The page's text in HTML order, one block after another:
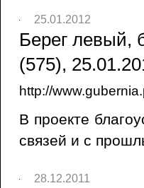
25.01.2012
Берег левый,
(575),
http://
В проекте
связей и с
28.12.2011